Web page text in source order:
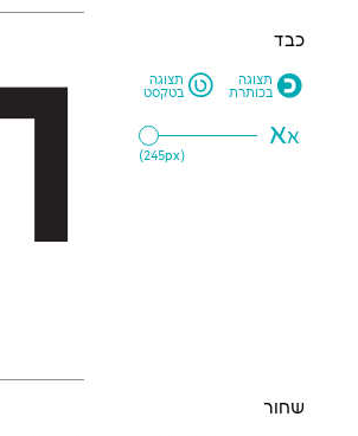
כבד
O תצוגה
בכותרת
L תצוגה
בטקסט
אא
(
245px)
שחור